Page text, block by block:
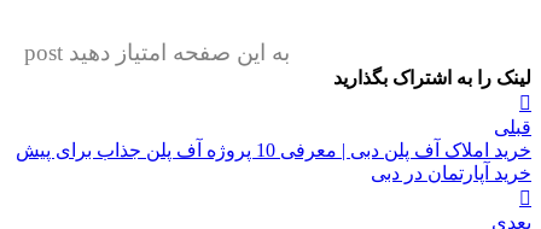
به این صفحه امتیاز دهید post
لینک را به اشتراک بگذارید
راهبری
نوشته
قبلی
خرید املاک آف پلن دبی | معرفی 10 پروژه آف پلن جذاب برای پیش
خرید آپارتمان در دبی
بعدی